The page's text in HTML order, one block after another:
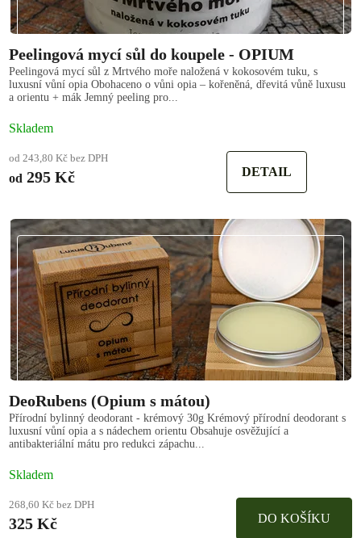
Peelingová mycí sůl do koupele - OPIUM
Peelingová mycí sůl z Mrtvého moře naložená v kokosovém tuku, s
luxusní vůní opia Obohaceno o vůni opia – kořeněná, dřevitá vůně luxusu
a orientu + mák Jemný peeling pro...
Skladem
od 243,80 Kč bez DPH
od 295 Kč DETAIL
DeoRubens (Opium s mátou)
Přírodní bylinný deodorant - krémový 30g Krémový přírodní deodorant s
luxusní vůní opia a s nádechem orientu Obsahuje osvěžující a
antibakteriální mátu pro redukci zápachu...
Skladem
268,60 Kč bez DPH
325 Kč DO KOŠÍKU